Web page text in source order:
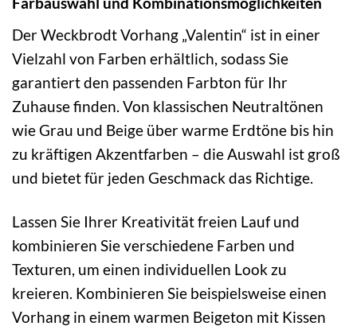
Der Weckbrodt Vorhang „Valentin“ ist in einer
Vielzahl von Farben erhältlich, sodass Sie
garantiert den passenden Farbton für Ihr
Zuhause finden. Von klassischen Neutraltönen
wie Grau und Beige über warme Erdtöne bis hin
zu kräftigen Akzentfarben – die Auswahl ist groß
und bietet für jeden Geschmack das Richtige.
Lassen Sie Ihrer Kreativität freien Lauf und
kombinieren Sie verschiedene Farben und
Texturen, um einen individuellen Look zu
kreieren. Kombinieren Sie beispielsweise einen
Vorhang in einem warmen Beigeton mit Kissen